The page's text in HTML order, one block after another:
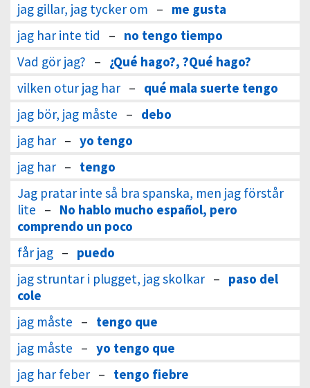
jag gillar, jag tycker om – me gusta
jag har inte tid
– no tengo tiempo
Vad gör jag? – ¿Qué hago?, ?Qué hago?
vilken otur jag har – qué mala suerte tengo
jag bör, jag måste – debo
jag har – yo tengo
jag har – tengo
Jag pratar inte så bra spanska, men jag förstår
lite – No hablo mucho español, pero
comprendo un poco
får jag – puedo
jag struntar i plugget, jag skolkar – paso del
cole
jag måste – tengo que
jag måste – yo tengo que
jag har feber – tengo fiebre